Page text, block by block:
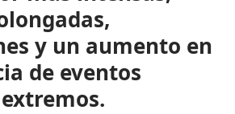
y un aumento en
de eventos